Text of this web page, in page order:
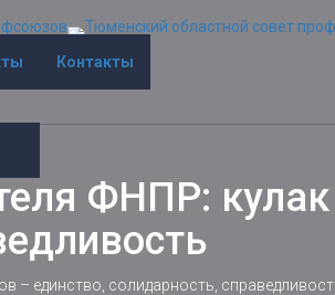
Контакты
ФНПР:
– единство, солидарность,